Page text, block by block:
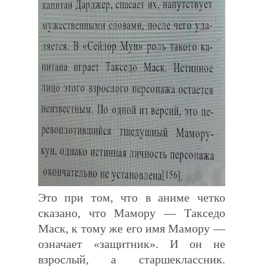
Это при том, что в аниме четко
сказано, что Мамору — Такседо
Маск, к тому же его имя Мамору —
означает «защитник». И он не
взрослый, а старшеклассник.